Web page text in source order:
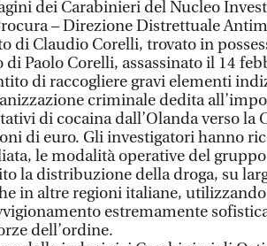
dei Carabinieri del Nucleo
– Direzione Distrettuale
di Claudio Corelli, trovato in
di Paolo Corelli, assassinato il 14
di raccogliere gravi elementi
criminale dedita
di cocaina dall’Olanda verso la
di euro. Gli investigatori hanno
le modalità operative del
la distribuzione della droga, su
in altre regioni italiane,
estremamente
dell’ordine.